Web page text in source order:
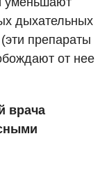
дыхательных
препараты
от нее
врача